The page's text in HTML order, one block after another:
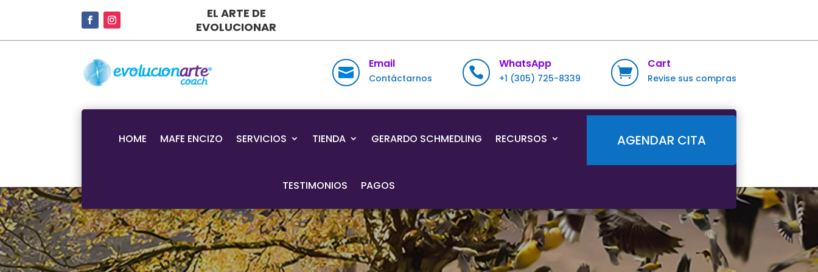
EL ARTE DE
EVOLUCIONAR

Email
Contáctarnos 
WhatsApp
+1 (305) 725-8339 
Cart
Revise sus compras
HOME MAFE ENCIZO SERVICIOS TIENDA GERARDO SCHMEDLING RECURSOS
TESTIMONIOS PAGOS
AGENDAR CITA